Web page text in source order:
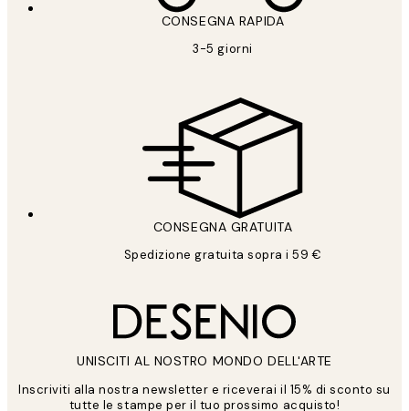
CONSEGNA RAPIDA
3-5 giorni
CONSEGNA GRATUITA
Spedizione gratuita sopra i 59 €
UNISCITI AL NOSTRO MONDO DELL'ARTE
Inscriviti alla nostra newsletter e riceverai il 15% di sconto su
tutte le stampe per il tuo prossimo acquisto!